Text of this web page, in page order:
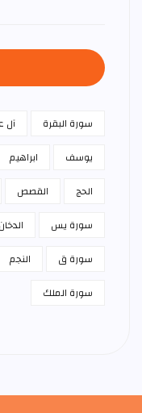
سورة البقرة آل
يوسف
ابراهيم
الحج
القصص
سورة يس
الدخان
سورة ق
النجم
سورة الملك